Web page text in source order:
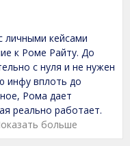
личными кейсами
к Роме Райту. До
с нуля и не нужен
инфу вплоть до
Рома дает
реально работает.
больше